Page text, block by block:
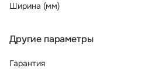
Ширина (мм)
Другие параметры
Гарантия